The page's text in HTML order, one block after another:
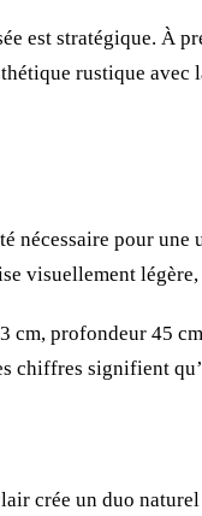
est stratégique. À
rustique
nécessaire pour
visuellement
cm, profondeur 45
chiffres signifient
crée un duo